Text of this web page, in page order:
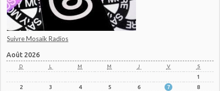
Suivre Mosaik Radios
Août 2026
D L M M J V S
1
2
3 4 5 6 7
8